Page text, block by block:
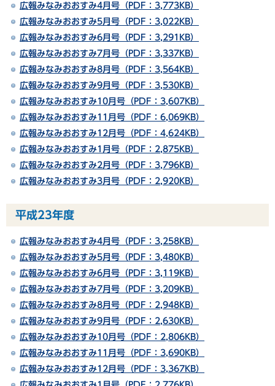
広報みなみおおすみ4月号（PDF：3,773KB）
広報みなみおおすみ5月号（PDF：3,022KB）
広報みなみおおすみ6月号（PDF：3,291KB）
広報みなみおおすみ7月号（PDF：3,337KB）
広報みなみおおすみ8月号（PDF：3,564KB）
広報みなみおおすみ9月号（PDF：3,530KB）
広報みなみおおすみ10月号（PDF：3,607KB）
広報みなみおおすみ11月号（PDF：6,069KB）
広報みなみおおすみ12月号（PDF：4,624KB）
広報みなみおおすみ1月号（PDF：2,875KB）
広報みなみおおすみ2月号（PDF：3,796KB）
広報みなみおおすみ3月号（PDF：2,920KB）
平成23年度
広報みなみおおすみ4月号（PDF：3,258KB）
広報みなみおおすみ5月号（PDF：3,480KB）
広報みなみおおすみ6月号（PDF：3,119KB）
広報みなみおおすみ7月号（PDF：3,209KB）
広報みなみおおすみ8月号（PDF：2,948KB）
広報みなみおおすみ9月号（PDF：2,630KB）
広報みなみおおすみ10月号（PDF：2,806KB）
広報みなみおおすみ11月号（PDF：3,690KB）
広報みなみおおすみ12月号（PDF：3,367KB）